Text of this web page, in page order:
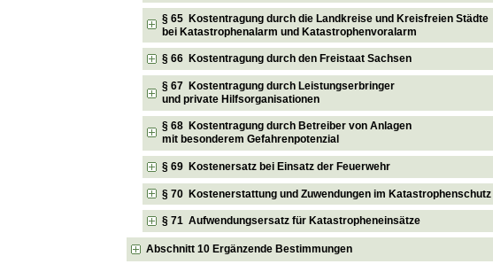
§ 65 Kostentragung durch die Landkreise und Kreisfreien Städte
bei Katastrophenalarm und Katastrophenvoralarm
§ 66 Kostentragung durch den Freistaat Sachsen
§ 67 Kostentragung durch Leistungserbringer
und private Hilfsorganisationen
§ 68 Kostentragung durch Betreiber von Anlagen
mit besonderem Gefahrenpotenzial
§ 69 Kostenersatz bei Einsatz der Feuerwehr
§ 70 Kostenerstattung und Zuwendungen im Katastrophenschutz
§ 71 Aufwendungsersatz für Katastropheneinsätze
Abschnitt 10 Ergänzende Bestimmungen